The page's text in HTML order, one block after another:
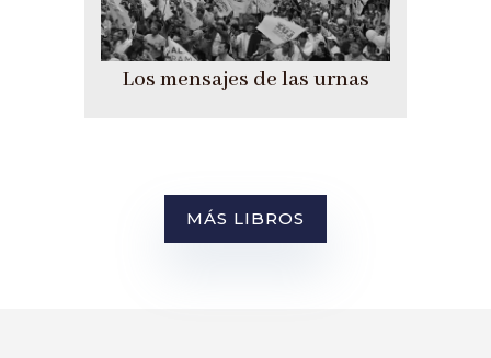
Los mensajes de las urnas
MÁS LIBROS